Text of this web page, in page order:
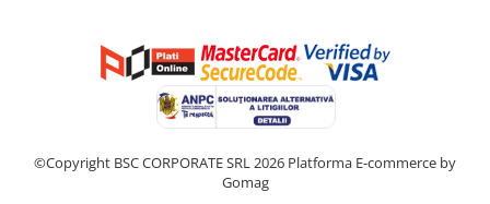
©Copyright BSC CORPORATE SRL 2026 Platforma E-commerce by
Gomag